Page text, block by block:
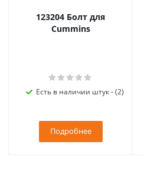
123204 Болт для
Cummins
Есть в наличии штук - (2)
Подробнее